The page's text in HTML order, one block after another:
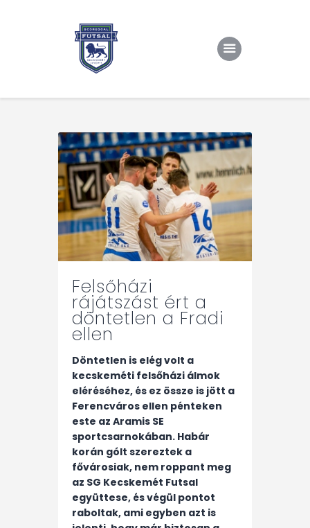
Rólunk/TAO
Eredmények, csapat
Hírek
Kapcsolat
Felsőházi
rájátszást ért a
döntetlen a Fradi
ellen
Döntetlen is elég volt a
kecskeméti felsőházi álmok
eléréséhez, és ez össze is jött a
Ferencváros ellen pénteken
este az Aramis SE
sportcsarnokában. Habár
korán gólt szereztek a
fővárosiak, nem roppant meg
az SG Kecskemét Futsal
együttese, és végül pontot
raboltak, ami egyben azt is